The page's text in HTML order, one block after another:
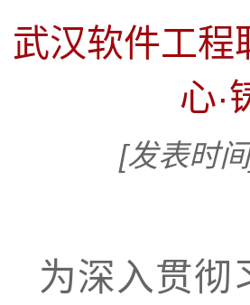
武汉软件工程
心·
[发表时
为深入贯彻